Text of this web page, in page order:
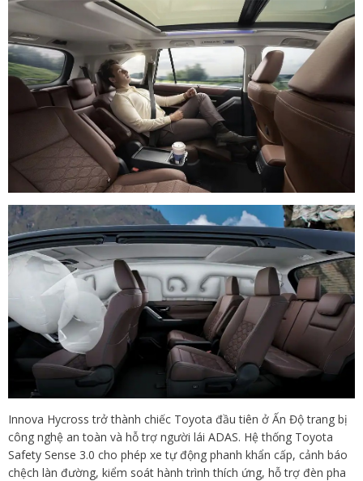
Innova Hycross trở thành chiếc Toyota đầu tiên ở Ấn Độ trang bị
công nghệ an toàn và hỗ trợ người lái ADAS. Hệ thống Toyota
Safety Sense 3.0 cho phép xe tự động phanh khẩn cấp, cảnh báo
chệch làn đường, kiểm soát hành trình thích ứng, hỗ trợ đèn pha